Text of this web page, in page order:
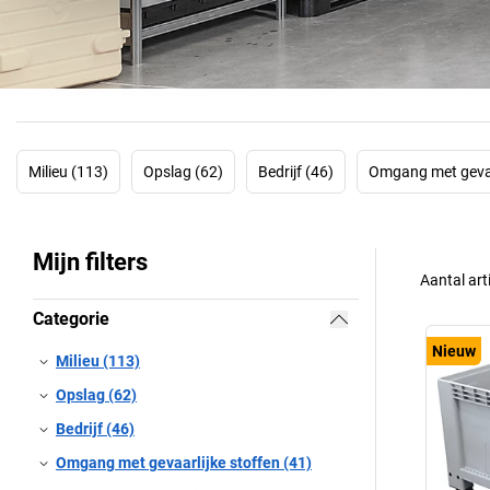
Milieu (113) Opslag (62) Bedrijf (46) Omgang met
Mijn filters
Categorie
Milieu (113)
Opslag (62)
Bedrijf (46)
Omgang met gevaarlijke stoffen (41)
Aantal
Nieuw